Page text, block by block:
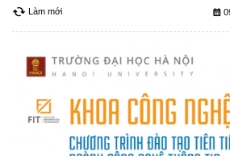
cached Làm mới calendar_month